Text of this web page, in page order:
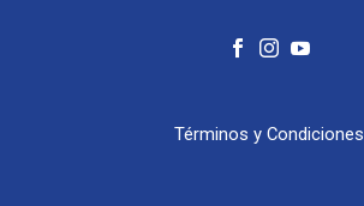
Términos y Condiciones